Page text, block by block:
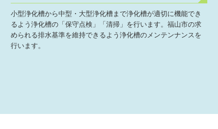
小型浄化槽から中型・大型浄化槽まで浄化槽が適切に機能でき
るよう浄化槽の「保守点検」「清掃」を行います。福山市の求
められる排水基準を維持できるよう浄化槽のメンテンナンスを
行います。